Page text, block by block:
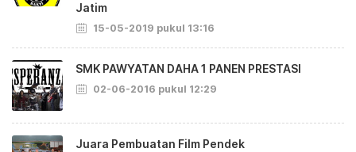
Jatim
15-05-2019 pukul 13:16
SMK PAWYATAN DAHA 1 PANEN PRESTASI
02-06-2016 pukul 12:29
Juara Pembuatan Film Pendek